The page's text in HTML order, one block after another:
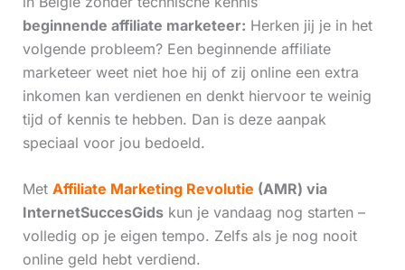
beginnende affiliate marketeer: Herken jij je in het
volgende probleem? Een beginnende affiliate
marketeer weet niet hoe hij of zij online een extra
inkomen kan verdienen en denkt hiervoor te weinig
tijd of kennis te hebben. Dan is deze aanpak
speciaal voor jou bedoeld.
Met Affiliate Marketing Revolutie (AMR) via
InternetSuccesGidskun je vandaag nog starten –
volledig op je eigen tempo. Zelfs als je nog nooit
online geld hebt verdiend.